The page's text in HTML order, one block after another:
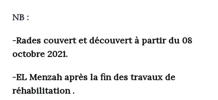
NB :
-Rades couvert et découvert à partir du 08
octobre 2021.
-EL Menzah après la fin des travaux de
réhabilitation .